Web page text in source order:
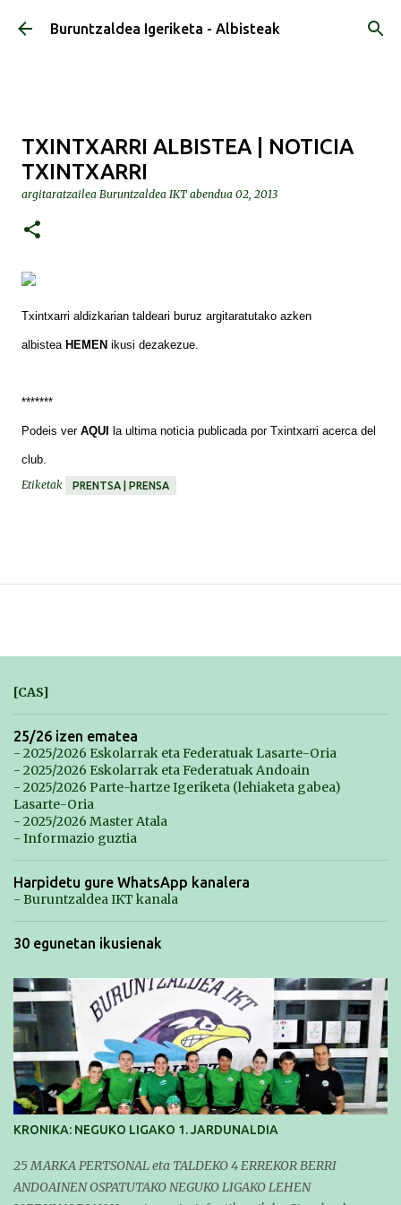
Saltatu eta joan eduki nagusira
Buruntzaldea Igeriketa - Albisteak
TXINTXARRI ALBISTEA | NOTICIA
TXINTXARRI
argitaratzailea Buruntzaldea IKT abendua 02, 2013
Txintxarri aldizkarian taldeari buruz argitaratutako azken
albistea HEMEN ikusi dezakezue.
*******
Podeis ver AQUI la ultima noticia publicada por Txintxarri acerca del
club.
Etiketak
PRENTSA | PRENSA
[CAS]
25/26 izen ematea
- 2025/2026 Eskolarrak eta Federatuak Lasarte-Oria
- 2025/2026 Eskolarrak eta Federatuak Andoain
- 2025/2026 Parte-hartze Igeriketa (lehiaketa gabea)
Lasarte-Oria
- 2025/2026 Master Atala
- Informazio guztia
Harpidetu gure WhatsApp kanalera
- Buruntzaldea IKT kanala
30 egunetan ikusienak
KRONIKA: NEGUKO LIGAKO 1. JARDUNALDIA
25 MARKA PERTSONAL eta TALDEKO 4 ERREKOR BERRI
ANDOAINEN OSPATUTAKO NEGUKO LIGAKO LEHEN